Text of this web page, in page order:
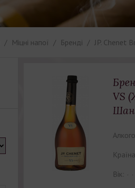
Міцні напої Бренді JP. Chenet
VS
Вік: